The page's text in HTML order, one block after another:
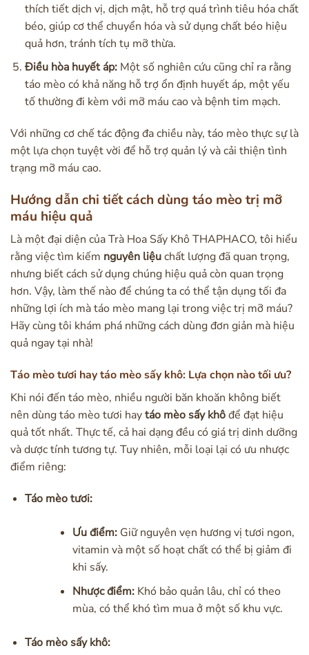
thích tiết dịch vị, dịch mật, hỗ trợ quá trình tiêu hóa chất
béo, giúp cơ thể chuyển hóa và sử dụng chất béo hiệu
quả hơn, tránh tích tụ mỡ thừa.
Điều hòa huyết áp:Một số nghiên cứu cũng chỉ ra rằng
táo mèo có khả năng hỗ trợ ổn định huyết áp, một yếu
tố thường đi kèm với mỡ máu cao và bệnh tim mạch.
Với những cơ chế tác động đa chiều này, táo mèo thực sự là
một lựa chọn tuyệt vời để hỗ trợ quản lý và cải thiện tình
trạng mỡ máu cao.
Hướng dẫn chi tiết cách dùng táo mèo trị mỡ
máu hiệu quả
Là một đại diện của Trà Hoa Sấy Khô THAPHACO, tôi hiểu
rằng việc tìm kiếm nguyên liệuchất lượng đã quan trọng,
nhưng biết cách sử dụng chúng hiệu quả còn quan trọng
hơn. Vậy, làm thế nào để chúng ta có thể tận dụng tối đa
những lợi ích mà táo mèo mang lại trong việc trị mỡ máu?
Hãy cùng tôi khám phá những cách dùng đơn giản mà hiệu
quả ngay tại nhà!
Táo mèo tươi hay táo mèo sấy khô: Lựa chọn nào tối ưu?
Khi nói đến táo mèo, nhiều người băn khoăn không biết
nên dùng táo mèo tươi haytáo mèo sấy khôđể đạt hiệu
quả tốt nhất. Thực tế, cả hai dạng đều có giá trị dinh dưỡng
và dược tính tương tự. Tuy nhiên, mỗi loại lại có ưu nhược
điểm riêng:
Táo mèo tươi:
Ưu điểm:Giữ nguyên vẹn hương vị tươi ngon,
vitamin và một số hoạt chất có thể bị giảm đi
khi sấy.
Nhược điểm:Khó bảo quản lâu, chỉ có theo
mùa, có thể khó tìm mua ở một số khu vực.
Táo mèo sấy khô: